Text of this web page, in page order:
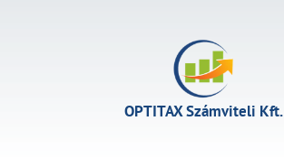
OPTITAX Számviteli Kft.